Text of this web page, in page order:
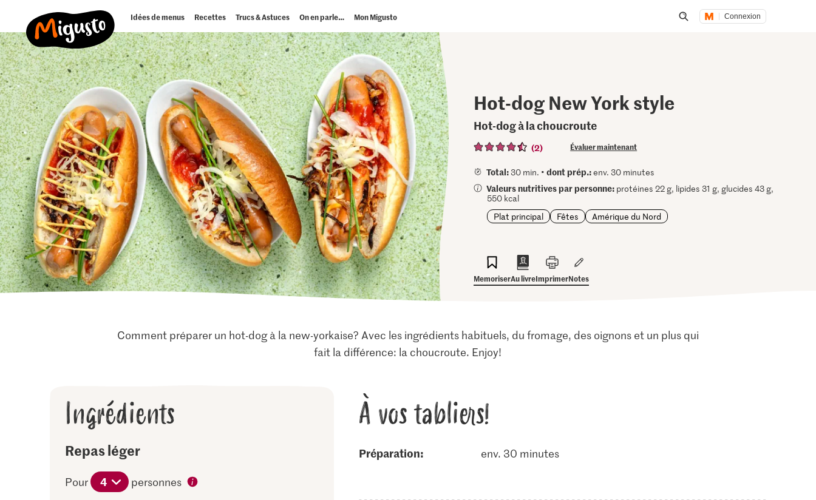
Idées de menus Recettes Trucs & Astuces On en parle… Mon Migusto Connexion
Hot-dog New York style
Hot-dog à la choucroute
(2) Évaluer maintenant
Total: 30 min. •dont prép.:env. 30 minutes
Valeurs nutritives par personne: protéines 22 g, lipides 31 g, glucides 43 g,
550 kcal
Plat principal
Fêtes Amérique du Nord
MemoriserAu livreImprimerNotes
Comment préparer un hot-dog à la new-yorkaise? Avec les ingrédients habituels, du fromage, des oignons et un plus qui
fait la différence: la choucroute. Enjoy!
Ingrédients
Repas léger
Pour 4 personnes
À vos tabliers!
Préparation: env. 30 minutes